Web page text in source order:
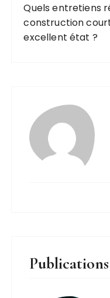
Quels entretiens
construction
excellent état ?